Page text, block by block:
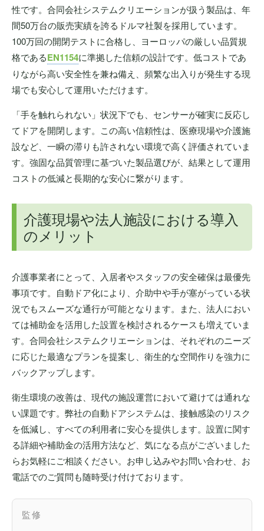
性です。合同会社システムクリエーションが扱う製品は、年
間50万台の販売実績を誇るドルマ社製を採用しています。
100万回の開閉テストに合格し、ヨーロッパの厳しい品質規
格であるEN1154に準拠した信頼の設計です。低コストであ
りながら高い安全性を兼ね備え、頻繁な出入りが発生する現
場でも安心して運用いただけます。
「手を触れられない」状況下でも、センサーが確実に反応し
てドアを開閉します。この高い信頼性は、医療現場や介護施
設など、一瞬の滞りも許されない環境で高く評価されていま
す。強固な品質管理に基づいた製品選びが、結果として運用
コストの低減と長期的な安心に繋がります。
介護現場や法人施設における導入
のメリット
介護事業者にとって、入居者やスタッフの安全確保は最優先
事項です。自動ドア化により、介助中や手が塞がっている状
況でもスムーズな通行が可能となります。また、法人におい
ては補助金を活用した設置を検討されるケースも増えていま
す。合同会社システムクリエーションは、それぞれのニーズ
に応じた最適なプランを提案し、衛生的な空間作りを強力に
バックアップします。
衛生環境の改善は、現代の施設運営において避けては通れな
い課題です。弊社の自動ドアシステムは、接触感染のリスク
を低減し、すべての利用者に安心を提供します。設置に関す
る詳細や補助金の活用方法など、気になる点がございました
らお気軽にご相談ください。お申し込みやお問い合わせ、お
電話でのご質問も随時受け付けております。
監修